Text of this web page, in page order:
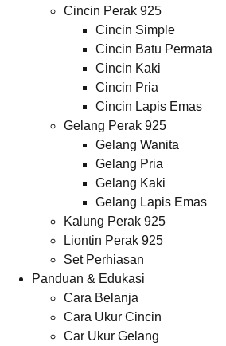
Cincin Perak 925
Cincin Simple
Cincin Batu Permata
Cincin Kaki
Cincin Pria
Cincin Lapis Emas
Gelang Perak 925
Gelang Wanita
Gelang Pria
Gelang Kaki
Gelang Lapis Emas
Kalung Perak 925
Liontin Perak 925
Set Perhiasan
Panduan & Edukasi
Cara Belanja
Cara Ukur Cincin
Car Ukur Gelang